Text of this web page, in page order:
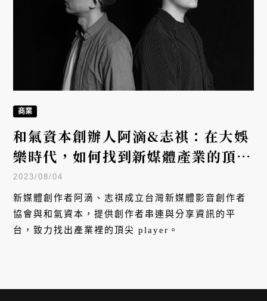
商業
和氣資本創辦人阿滴&志祺：在大娛
樂時代，如何找到新媒體產業的頂尖
Player？
2023/08/04
新媒體創作者阿滴、志祺成立台灣新媒體影音創作者
協會與和氣資本，提供創作者串連與分享資訊的平
台，致力找出產業裡的頂尖 player。